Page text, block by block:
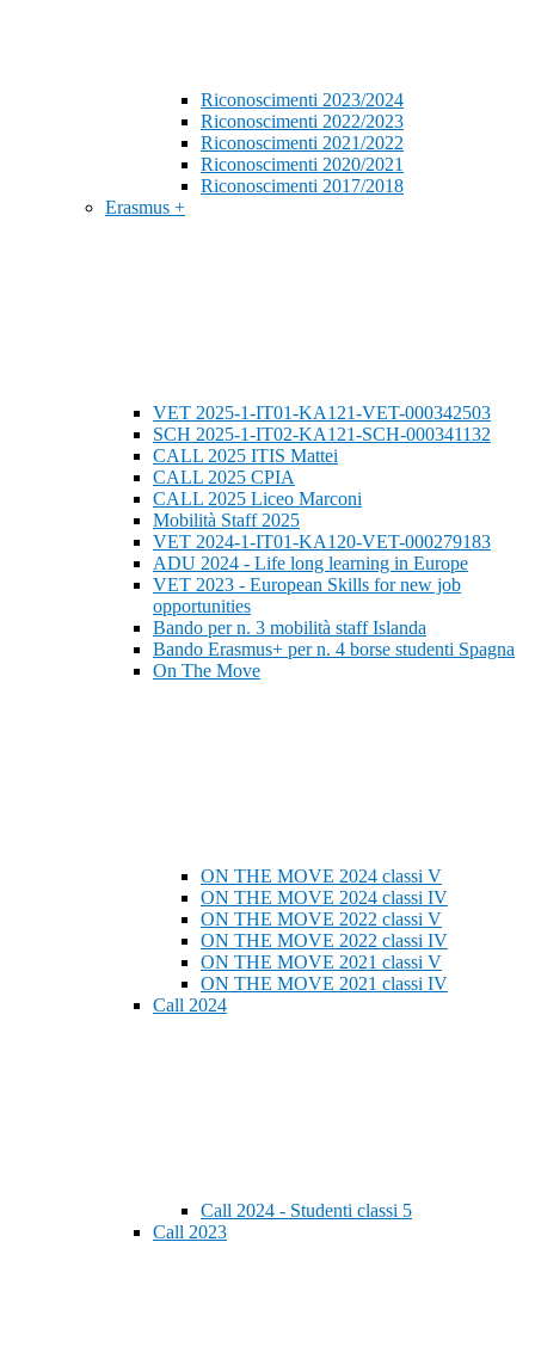
Riconoscimenti 2023/2024
Riconoscimenti 2022/2023
Riconoscimenti 2021/2022
Riconoscimenti 2020/2021
Riconoscimenti 2017/2018
Erasmus +
VET 2025-1-IT01-KA121-VET-000342503
SCH 2025-1-IT02-KA121-SCH-000341132
CALL 2025 ITIS Mattei
CALL 2025 CPIA
CALL 2025 Liceo Marconi
Mobilità Staff 2025
VET 2024-1-IT01-KA120-VET-000279183
ADU 2024 - Life long learning in Europe
VET 2023 - European Skills for new job
opportunities
Bando per n. 3 mobilità staff Islanda
Bando Erasmus+ per n. 4 borse studenti Spagna
On The Move
ON THE MOVE 2024 classi V
ON THE MOVE 2024 classi IV
ON THE MOVE 2022 classi V
ON THE MOVE 2022 classi IV
ON THE MOVE 2021 classi V
ON THE MOVE 2021 classi IV
Call 2024
Call 2024 - Studenti classi 5
Call 2023